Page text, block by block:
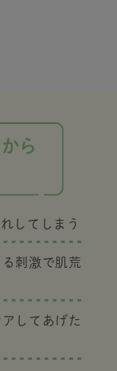
ら
してしまう
刺激で肌荒
してあげた